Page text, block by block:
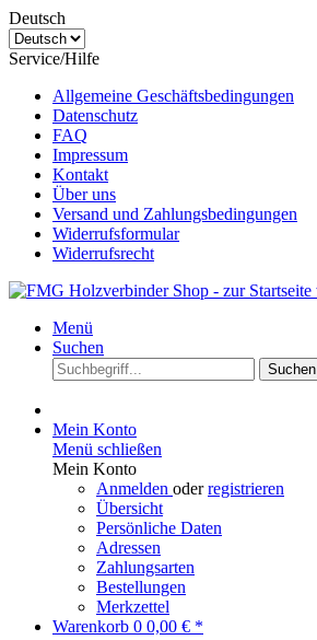
Deutsch
Service/Hilfe
Allgemeine Geschäftsbedingungen
Datenschutz
FAQ
Impressum
Kontakt
Über uns
Versand und Zahlungsbedingungen
Widerrufsformular
Widerrufsrecht
Menü
Suchen
Suchen
Mein Konto
Menü schließen
Mein Konto
Anmelden oderregistrieren
Übersicht
Persönliche Daten
Adressen
Zahlungsarten
Bestellungen
Merkzettel
Warenkorb 0 0,00 € *